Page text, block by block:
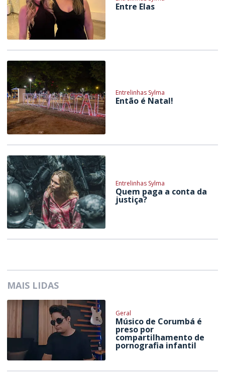
Entre Elas
Entrelinhas Sylma
Então é Natal!
Entrelinhas Sylma
Quem paga a conta da
justiça?
MAIS LIDAS
Geral
Músico de Corumbá é
preso por
compartilhamento de
pornografia infantil